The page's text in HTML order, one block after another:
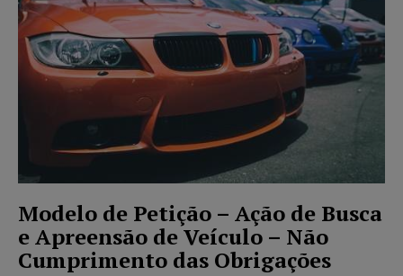
Modelo de Petição – Ação de Busca
e Apreensão de Veículo – Não
Cumprimento das Obrigações